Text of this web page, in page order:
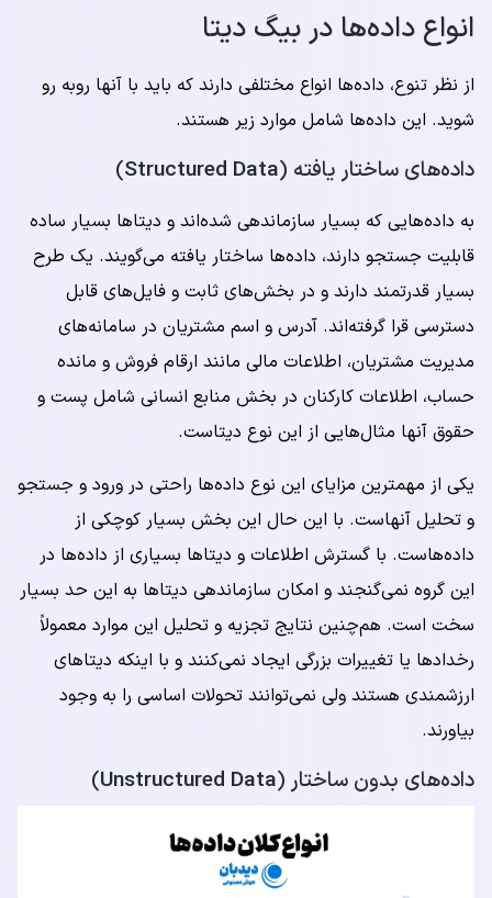
انواع داده‌ها در بیگ دیتا
از نظر تنوع، داده‌ها انواع مختلفی دارند که باید با آنها روبه رو
شوید. این داده‌ها شامل موارد زیر هستند.
داده‌های ساختار یافته (Structured Data
)
به داده‌هایی که بسیار سازماندهی شده‌اند و دیتاها بسیار ساده
قابلیت جستجو دارند، داده‌ها ساختار یافته می‌گویند. یک طرح
بسیار قدرتمند دارند و در بخش‌های ثابت و فایل‌های قابل
دسترسی قرا گرفته‌اند. آدرس و اسم مشتریان در سامانه‌های
مدیریت مشتریان، اطلاعات مالی مانند ارقام فروش و مانده
حساب، اطلاعات کارکنان در بخش منابع انسانی شامل پست و
حقوق آنها مثال‌هایی از این نوع دیتاست.
یکی از مهمترین مزایای این نوع داده‌ها راحتی در ورود و جستجو
و تحلیل آنهاست. با این حال این بخش بسیار کوچکی از
داده‌هاست. با گسترش اطلاعات و دیتاها بسیاری از داده‌ها در
این گروه نمی‌گنجند و امکان سازماندهی دیتاها به این حد بسیار
سخت است. هم‌چنین نتایج تجزیه و تحلیل این موارد معمولاً
رخدادها یا تغییرات بزرگی ایجاد نمی‌کنند و با اینکه دیتاهای
ارزشمندی هستند ولی نمی‌توانند تحولات اساسی را به وجود
بیاورند.
داده‌های بدون ساختار (Unstructured Data
)